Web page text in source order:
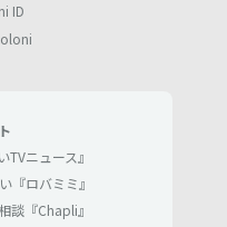
ID
ニュース』
『ロバミミ』
談『Chapli』